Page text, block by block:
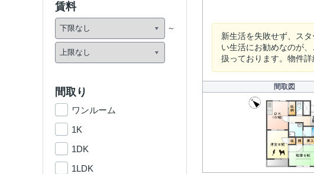
新生活を失敗せず、ス
い生活にお勧めなのが
扱っております。物件
間取図
賃料
間取り
ワンルーム
1K
1DK
1LDK